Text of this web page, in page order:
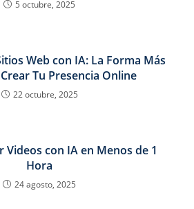
5 octubre, 2025
Web con IA: La Forma Más
Tu Presencia Online
22 octubre, 2025
Videos con IA en Menos de 1
Hora
24 agosto, 2025